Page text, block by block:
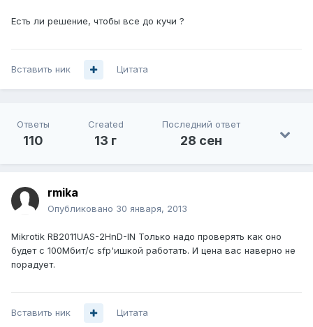
Есть ли решение, чтобы все до кучи ?
Вставить ник Цитата
Ответы
110
Created
13 г
Последний ответ
28 сен
rmika
Опубликовано 30 января, 2013
Mikrotik RB2011UAS-2HnD-IN Только надо проверять как оно
будет с 100Мбит/с sfp'ишкой работать. И цена вас наверно не
порадует.
Вставить ник Цитата